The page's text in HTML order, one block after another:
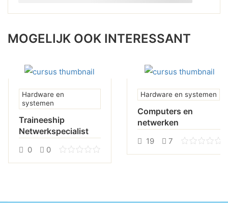
MOGELIJK OOK INTERESSANT
Hardware en
systemen
Traineeship
Netwerkspecialist
0 0
Hardware en systemen
Computers en
netwerken
19 7